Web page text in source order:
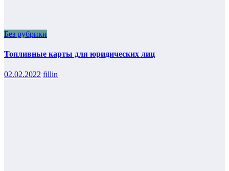
Без рубрики
Топливные карты для юридических лиц
02.02.2022 fillin